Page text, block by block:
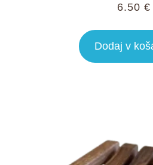
6.50 €
Dodaj v